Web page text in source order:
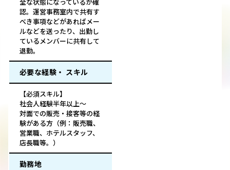
全な状態になっているか確
認。運営事務室内で共有す
べき事項などがあればメー
ルなどを送ったり、出勤し
ているメンバーに共有して
退勤。
必要な経験・ スキル
【必須スキル】
社会人経験半年以上～
対面での販売・接客等の経
験がある方（例：販売職、
営業職、ホテルスタッフ、
店長職等。）
勤務地